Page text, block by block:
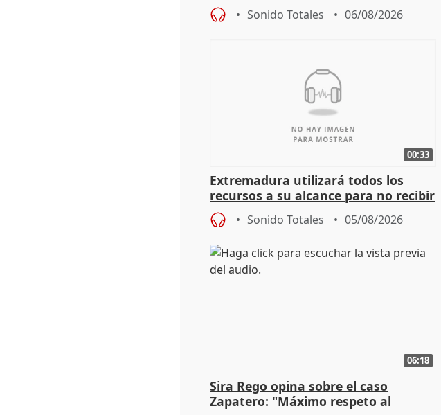
Sonido Totales 06/08/2026
00:33
Extremadura utilizará todos los
recursos a su alcance para no recibir
más menores migrantes
Sonido Totales 05/08/2026
06:18
Sira Rego opina sobre el caso
Zapatero: "Máximo respeto al